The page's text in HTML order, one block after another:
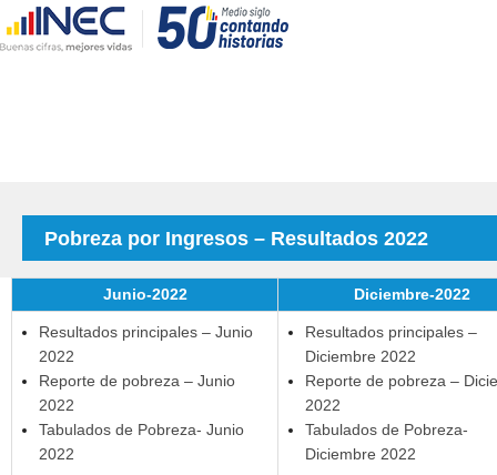
Pobreza por Ingresos – Resultados 2022
Junio-2022 Diciembre-2022
Resultados principales – Junio
2022
Reporte de pobreza – Junio
2022
Tabulados de Pobreza- Junio
2022
Resultados principales –
Diciembre 2022
Reporte de pobreza –
2022
Tabulados de Pobreza-
Diciembre 2022